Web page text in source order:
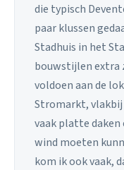
die typisch
paar klussen
Stadhuis in het
bouwstijlen extra
voldoen aan de
Stromarkt, vlakbij
vaak platte daken
wind moeten
kom ik ook vaak,